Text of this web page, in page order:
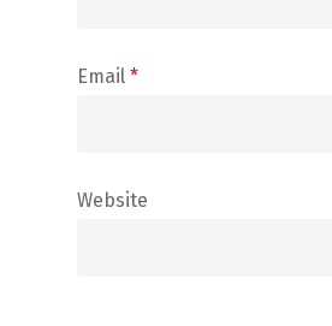
Email *
Website